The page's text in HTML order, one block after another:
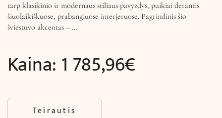
tarp klasikinio ir modernaus stiliaus pavyzdys, puikiai derantis
šiuolaikiškuose, prabangiuose interjeruose. Pagrindinis šio
šviestuvo akcentas – …
Kaina: 1 785,96€
Teirautis